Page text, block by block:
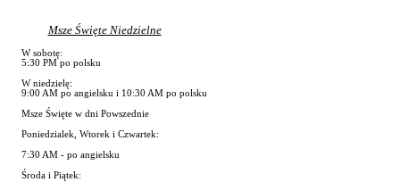
Msze Święte Niedzielne
W sobotę:
5:30 PM po polsku
W niedzielę:
9:00 AM po angielsku i 10:30 AM po polsku
Msze Święte w dni Powszednie
Poniedzialek, Wtorek i Czwartek:
7:30 AM - po angielsku
Środa i Piątek: